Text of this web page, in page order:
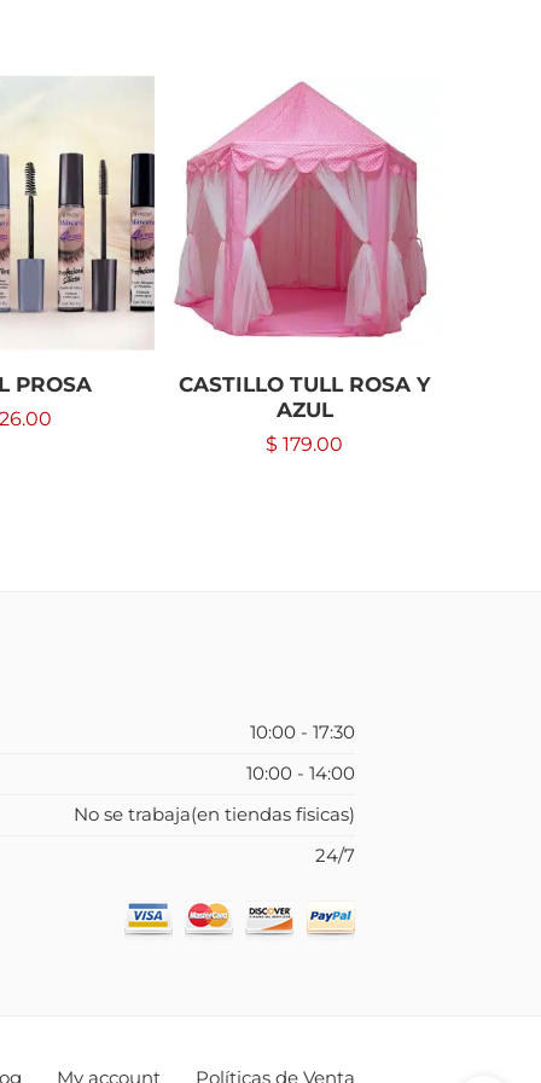
PROSA
CASTILLO TULL ROSA Y
AZUL
$ 179.00
10:00 - 17:30
10:00 - 14:00
No se trabaja(en tiendas fisicas)
24/7
My account Políticas de Venta